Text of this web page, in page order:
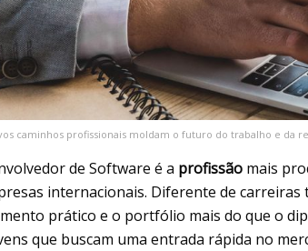
caminhos profissionais moldam o futuro do trabalho e da
de Software é a profissão mais
internacionais. Diferente de carreiras
prático e o portfólio mais do que o
que buscam uma entrada rápida no